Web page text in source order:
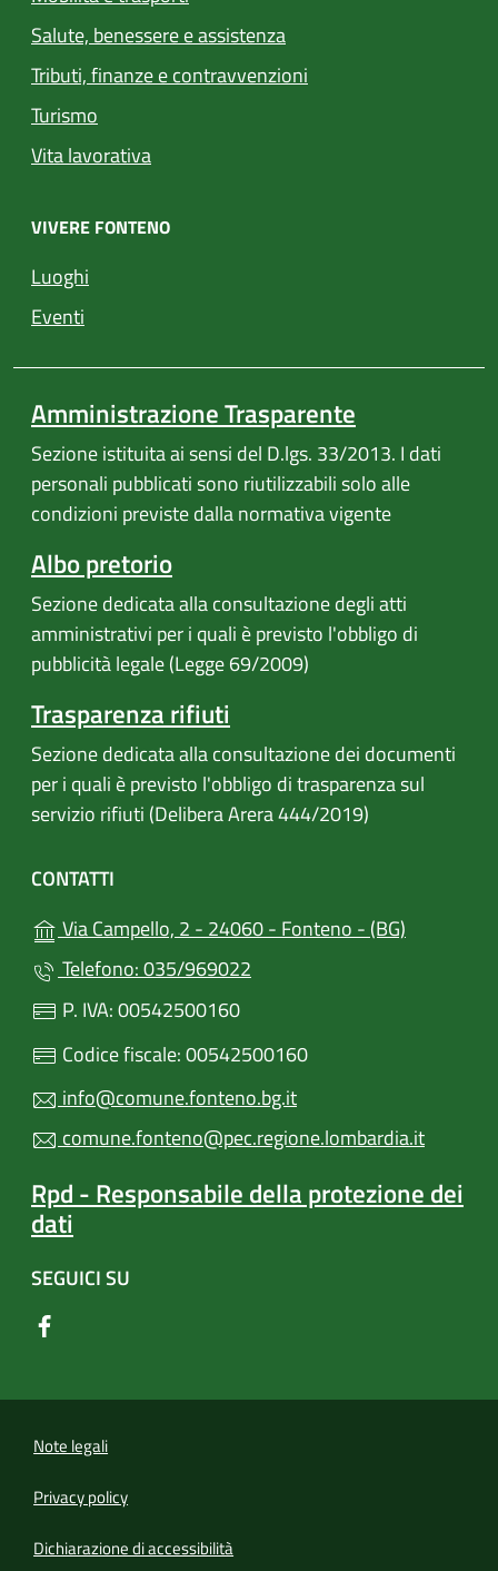
Salute, benessere e assistenza
Tributi, finanze e contravvenzioni
Turismo
Vita lavorativa
VIVERE FONTENO
Luoghi
Eventi
Amministrazione Trasparente
Sezione istituita ai sensi del D.lgs. 33/2013. I dati
personali pubblicati sono riutilizzabili solo alle
condizioni previste dalla normativa vigente
Albo pretorio
Sezione dedicata alla consultazione degli atti
amministrativi per i quali è previsto l'obbligo di
pubblicità legale (Legge 69/2009)
Trasparenza rifiuti
Sezione dedicata alla consultazione dei documenti
per i quali è previsto l'obbligo di trasparenza sul
servizio rifiuti (Delibera Arera 444/2019)
CONTATTI
Via Campello, 2 - 24060 - Fonteno - (BG)
Telefono: 035/969022
P. IVA: 00542500160
Codice fiscale: 00542500160
info@comune.fonteno.bg.it
comune.fonteno@pec.regione.lombardia.it
Rpd - Responsabile della protezione dei
dati
SEGUICI SU
Note legali
Privacy policy
Dichiarazione di accessibilità